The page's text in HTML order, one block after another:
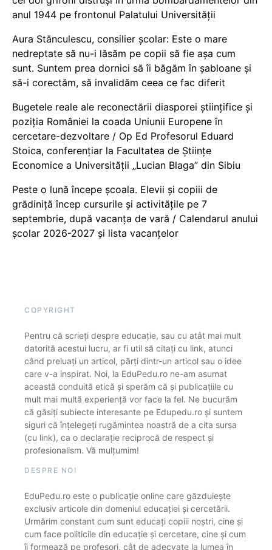
anul 1944 pe frontonul Palatului Universității
Aura Stănculescu, consilier școlar: Este o mare
nedreptate să nu-i lăsăm pe copii să fie așa cum
sunt. Suntem prea dornici să îi băgăm în șabloane și
să-i corectăm, să invalidăm ceea ce fac diferit
Bugetele reale ale reconectării diasporei științifice și
poziția României la coada Uniunii Europene în
cercetare-dezvoltare / Op Ed Profesorul Eduard
Stoica, conferențiar la Facultatea de Științe
Economice a Universității „Lucian Blaga” din Sibiu
Peste o lună începe școala. Elevii și copiii de
grădiniță încep cursurile și activitățile pe 7
septembrie, după vacanța de vară / Calendarul anului
școlar 2026-2027 și lista vacanțelor
COPYRIGHT
Pentru că scrieți despre educație, sau cu atât mai mult
datorită acestui lucru, ar fi util să citați cu link, atunci
când preluați un articol, părți dintr-un articol sau o idee
care v-a inspirat. Noi, la EduPedu.ro ne-am asumat
această conduită etică și sperăm că și publicațiile cu
mult mai multă experiență vor face la fel. Ne bucurăm
că găsiți subiecte interesante pe Edupedu.ro și suntem
siguri că înțelegeți rugămintea noastră de a cita sursa
(cu link), ca o declarație reciprocă de respect și
profesionalism. Vă mulțumim!
DESPRE NOI
EduPedu.ro este o publicație online care găzduiește
exclusiv articole din domeniul educației și cercetării.
Urmărim constant cum sunt educați copiii noștri, cine și
cum face politicile din educație și cercetare, cine și cum
îi formează pe profesori, cât de adecvate la lumea în